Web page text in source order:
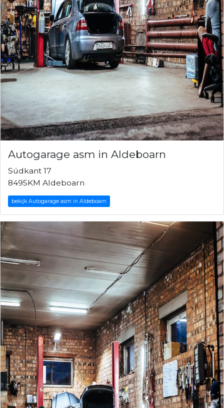
Autogarage asm in Aldeboarn
Súdkant 17
8495KM Aldeboarn
bekijk Autogarage asm in Aldeboarn